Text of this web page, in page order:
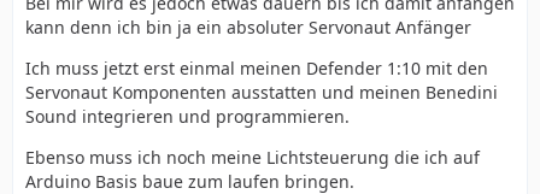
kann denn ich bin ja ein absoluter Servonaut Anfänger
Ich muss jetzt erst einmal meinen Defender 1:10 mit den
Servonaut Komponenten ausstatten und meinen Benedini
Sound integrieren und programmieren.
Ebenso muss ich noch meine Lichtsteuerung die ich auf
Arduino Basis baue zum laufen bringen.